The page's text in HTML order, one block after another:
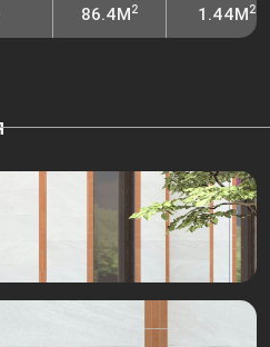
86.4M2 1.44M2